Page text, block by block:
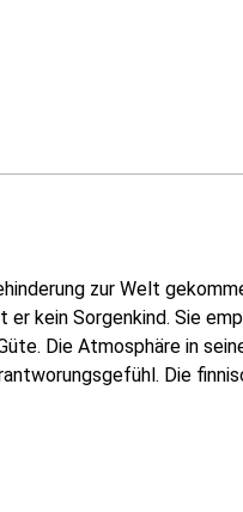
zur Welt
kein Sorgenkind. Sie
Die Atmosphäre in
Die